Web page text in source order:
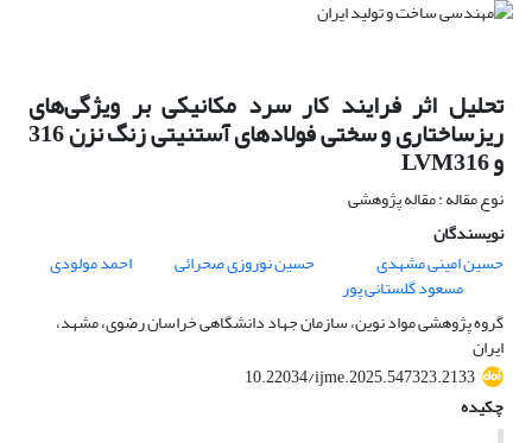
تحلیل اثر فرایند کار سرد مکانیکی بر ویژگی‌های
ریزساختاری و سختی فولادهای آستنیتی زنگ نزن 316
و LVM316
نوع مقاله : مقاله پژوهشی
نویسندگان
حسین امینی مشهدی
حسین نوروزی صحرائی احمد مولودی
مسعود گلستانی پور
گروه پژوهشی مواد نوین، سازمان جهاد دانشگاهی خراسان رضوی، مشهد،
ایران
10.22034/ijme.2025.547323.2133
چکیده